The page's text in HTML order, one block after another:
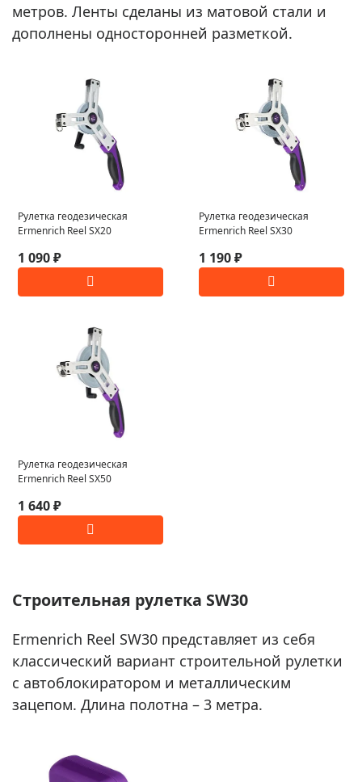
метров. Ленты сделаны из матовой стали и
дополнены односторонней разметкой.
Рулетка геодезическая
Ermenrich Reel SX20
1 090 ₽
Рулетка геодезическая
Ermenrich Reel SX30
1 190 ₽
Рулетка геодезическая
Ermenrich Reel SX50
1 640 ₽
Строительная рулетка SW30
Ermenrich Reel SW30 представляет из себя
классический вариант строительной рулетки
с автоблокиратором и металлическим
зацепом. Длина полотна – 3 метра.